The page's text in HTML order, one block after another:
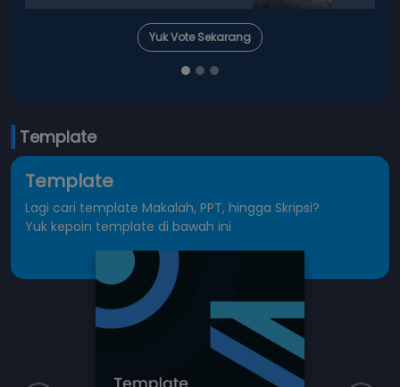
Yuk Vote Sekarang
Template
Template
Lagi cari template Makalah, PPT, hingga Skripsi?
Yuk kepoin template di bawah ini